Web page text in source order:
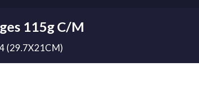
115g C/M
(29.7X21CM)